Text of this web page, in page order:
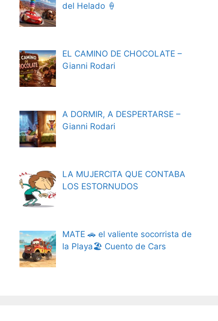
del Helado 🍦
EL CAMINO DE CHOCOLATE –
Gianni Rodari
A DORMIR, A DESPERTARSE –
Gianni Rodari
LA MUJERCITA QUE CONTABA
LOS ESTORNUDOS
MATE 🚗 el valiente socorrista de
la Playa🏖️ Cuento de Cars